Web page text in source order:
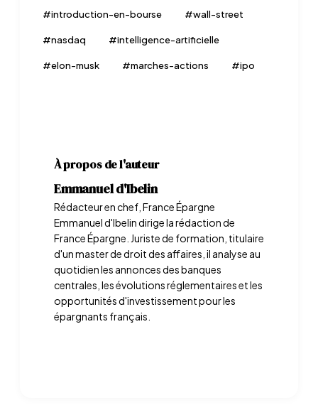
#introduction-en-bourse #wall-street
#nasdaq #intelligence-artificielle
#elon-musk #marches-actions #ipo
À propos de l'auteur
Emmanuel d'Ibelin
Rédacteur en chef, France Épargne
Emmanuel d'Ibelin dirige la rédaction de
France Épargne. Juriste de formation, titulaire
d'un master de droit des affaires, il analyse au
quotidien les annonces des banques
centrales, les évolutions réglementaires et les
opportunités d'investissement pour les
épargnants français.